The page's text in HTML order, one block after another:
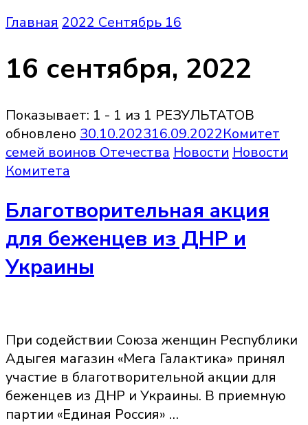
Главная 2022 Сентябрь 16
16 сентября, 2022
Показывает: 1 - 1 из 1 РЕЗУЛЬТАТОВ
обновлено 30.10.202316.09.2022Комитет
семей воинов Отечества Новости Новости
Комитета
Благотворительная акция
для беженцев из ДНР и
Украины
При содействии Союза женщин Республики
Адыгея магазин «Мега Галактика» принял
участие в благотворительной акции для
беженцев из ДНР и Украины. В приемную
партии «Единая Россия» …